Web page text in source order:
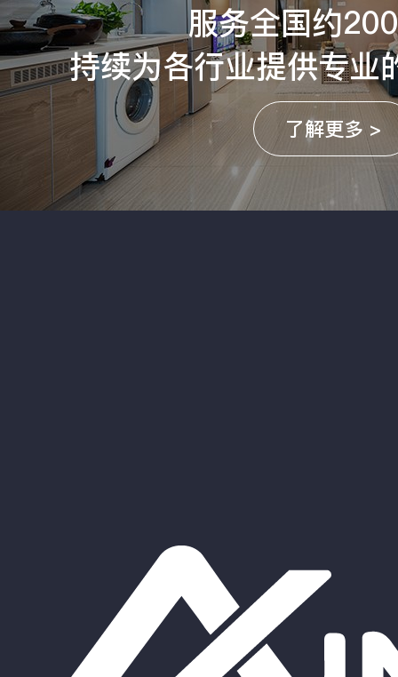
服务全国约
持续为各行业提供专业
了解更多 >